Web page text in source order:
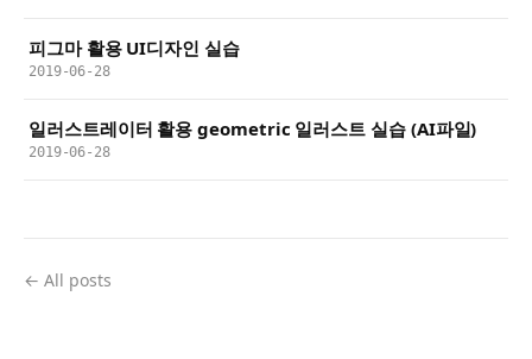
피그마 활용 UI디자인 실습
2019-06-28
일러스트레이터 활용 geometric 일러스트 실습 (AI파일)
2019-06-28
← All posts